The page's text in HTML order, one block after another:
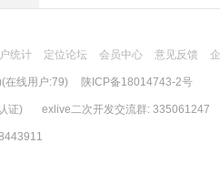
统计 定位论坛 会员中心 意见反馈
在线用户:79) 陕ICP备18014743-2号
证) exlive二次开发交流群: 335061247